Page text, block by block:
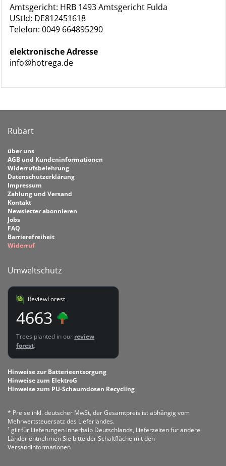
Amtsgericht: HRB 1493 Amtsgericht Fulda
UStId: DE812451618
Telefon: 0049 664895290
elektronische Adresse
info@hotrega.de
Rubart
über uns
AGB und Kundeninformationen
Widerrufsbelehrung
Datenschutzerklärung
Impressum
Zahlung und Versand
Kontakt
Newsletter abonnieren
Jobs
FAQ
Barrierefreiheit
Widerruf
Umweltschutz
ReviewForest
4663
Trees planted in our review
forest.
Hinweise zur Batterieentsorgung
Hinweise zum ElektroG
Hinweise zum PU-Schaumdosen Recycling
* Preise inkl. deutscher MwSt, der Gesamtpreis ist abhängig vom
Mehrwertsteuersatz des Lieferlandes.
¹ gilt für Lieferungen innerhalb Deutschlands, Lieferzeiten für andere
Länder entnehmen Sie bitte der Schaltfläche mit den
Versandinformationen